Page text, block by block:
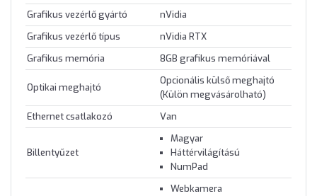
Grafikus vezérlő gyártó
nVidia
Grafikus vezérlő típus
nVidia RTX
Grafikus memória
8GB grafikus memóriával
Optikai meghajtó
Opcionális külső meghajtó
(Külön megvásárolható)
Ethernet csatlakozó
Van
Billentyűzet
Magyar
Háttérvilágítású
NumPad
Webkamera